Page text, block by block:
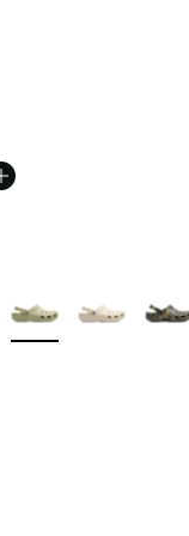
Plus de couleurs